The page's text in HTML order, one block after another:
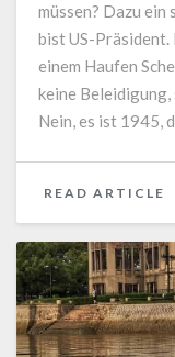
müssen? Dazu
bist US-
einem Haufen
keine
Nein, es ist 1945,
READ ARTICLE